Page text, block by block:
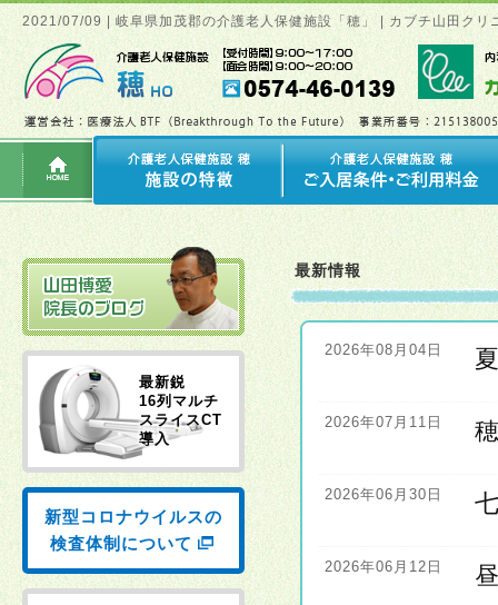
2021/07/09 | 岐阜県加茂郡の介護老人保健施設「穂」 | カブチ山田クリ
最新情報
2026年08月04日
2026年07月11日
2026年06月30日
2026年06月12日
最新鋭
16列マルチ
スライスCT
導入
新型コロナウイルスの
検査体制について